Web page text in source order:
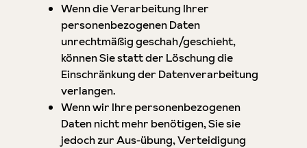
Wenn die Verarbeitung Ihrer
personenbezogenen Daten
unrechtmäßig geschah/geschieht,
können Sie statt der Löschung die
Einschränkung der Datenverarbeitung
verlangen.
Wenn wir Ihre personenbezogenen
Daten nicht mehr benötigen, Sie sie
jedoch zur Aus-übung, Verteidigung